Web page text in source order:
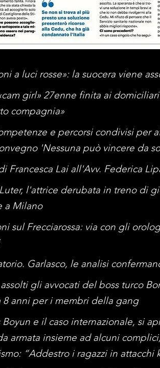
a luci rosse»: la suocera viene
girl» 27enne finita ai
compagnia»
e percorsi condivisi per
'Nessuna può vincere da
Francesca Lai all'Avv. Federica
Luter, l'attrice derubata in treno di
a Milano
sul Frecciarossa: via con gli
Garlasco, le analisi
gli avvocati del boss turco
8 anni per i membri della gang
Boyun e il caso internazionale, si
armata insieme ad alcuni
“Addestro i ragazzi in attacchi